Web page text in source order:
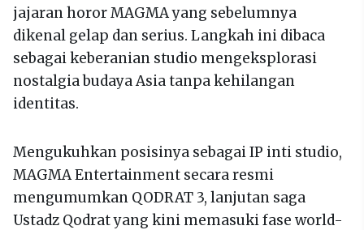
jajaran horor MAGMA yang sebelumnya
dikenal gelap dan serius. Langkah ini dibaca
sebagai keberanian studio mengeksplorasi
nostalgia budaya Asia tanpa kehilangan
identitas.
Mengukuhkan posisinya sebagai IP inti studio,
MAGMA Entertainment secara resmi
mengumumkan QODRAT 3, lanjutan saga
Ustadz Qodrat yang kini memasuki fase world-